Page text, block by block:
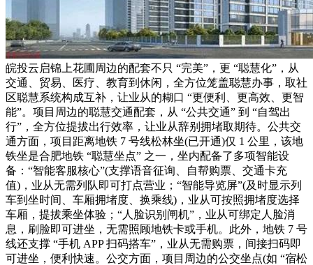
皖投云启锦上花圃周边的配套不只 “完美”，更 “聪慧化”，从
交通、贸易、医疗、教育到休闲，全方位笼盖聪慧办事，取社
区聪慧系统构成互补，让业从的糊口 “更便利、更高效、更智
能”。项目周边的聪慧交通配套，从 “公共交通” 到 “自驾出
行”，全方位提拔出行效率，让业从辞别拥堵取期待。公共交
通方面，项目距离地铁 7 号线松林坐(已开通)仅 1 公里，该地
铁坐是合肥地铁 “聪慧坐点” 之一，坐内配备了多项智能设
备：“智能客服核心”(支撑语音征询、自帮购票、交通卡充
值)，业从无需列队即可打点营业；“智能导览屏”(及时显示列
车到坐时间、车厢拥堵度、换乘线)，业从可按照拥堵度选择
车厢，提拔乘坐体验；“人脸识别闸机”，业从可绑定人脸消
息，刷脸即可进坐，无需照顾地铁卡或手机。此外，地铁 7 号
线还支撑 “手机 APP 扫码搭车”，业从无需购票，间接扫码即
可进坐，便利快速。公交方面，项目周边的公交坐点(如 “宿松